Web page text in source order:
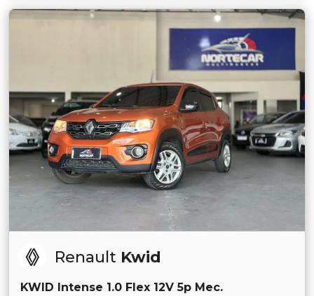
Renault Kwid
KWID Intense 1.0 Flex 12V 5p Mec.